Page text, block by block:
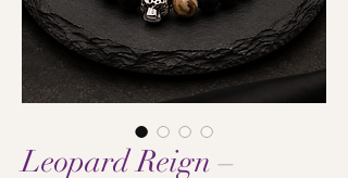
Leopard Reign –